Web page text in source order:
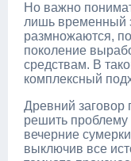
Но важно
лишь временный
размножаются,
поколение
средствам. В
комплексный
Древний заговор
решить проблему
вечерние
выключив все